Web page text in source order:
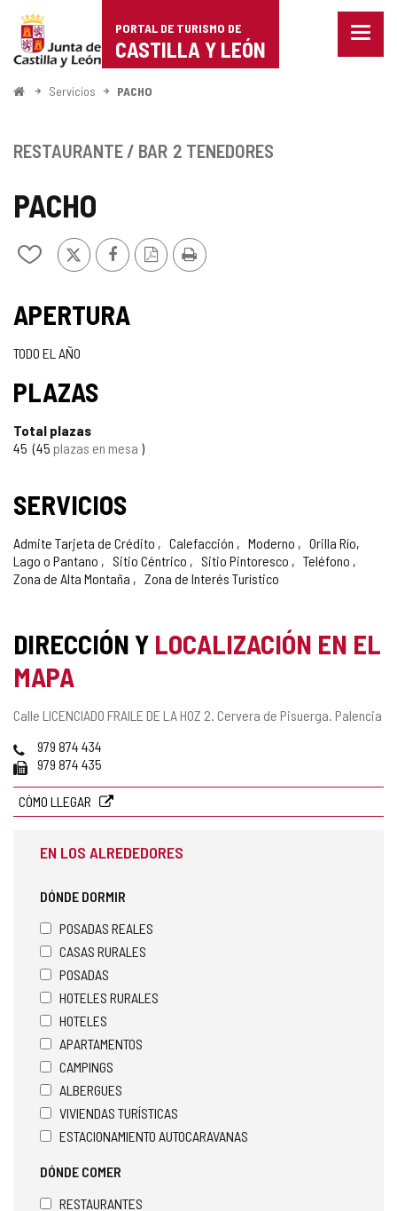
Portal
de
Turismo
Castilla
León
PORTAL DE TURISMO DE
CASTILLA Y LEÓN
Menu
InicioServicios PACHO
PACHO
Añadir/quitar
cuadernos
X FacebookVersión
PDF
Imprimir
TIPO
RESTAURANTE / BAR 2 TENEDORES
APERTURA
TODO EL AÑO
PLAZAS
Total plazas
45 45 plazas en mesa
SERVICIOS
Admite Tarjeta de Crédito Calefacción Moderno
Orilla Río,
Lago o Pantano
Sitio Céntrico Sitio Pintoresco
Teléfono
Zona de Alta Montaña
Zona de Interés Turístico
DIRECCIÓN Y LOCALIZACIÓN EN EL
MAPA
Dirección
Calle LICENCIADO FRAILE DE LA HOZ 2. Cervera de Pisuerga. Palencia
Teléfonos
979 874 434
Fax 979 874 435
CÓMO LLEGAR
EN LOS ALREDEDORES
DÓNDE DORMIR
POSADAS REALES
CASAS RURALES
POSADAS
HOTELES RURALES
HOTELES
APARTAMENTOS
CAMPINGS
ALBERGUES
VIVIENDAS TURÍSTICAS
ESTACIONAMIENTO AUTOCARAVANAS
DÓNDE COMER
RESTAURANTES